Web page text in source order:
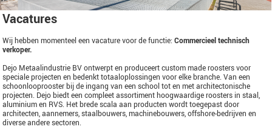
Vacatures
Wij hebben momenteel een vacature voor de functie:Commercieel technisch
verkoper.
Dejo Metaalindustrie BV ontwerpt en produceert custom made roosters voor
speciale projecten en bedenkt totaaloplossingen voor elke branche. Van een
schoonlooprooster bij de ingang van een school tot en met architectonische
projecten. Dejo biedt een compleet assortiment hoogwaardige roosters in staal,
aluminium en RVS. Het brede scala aan producten wordt toegepast door
architecten, aannemers, staalbouwers, machinebouwers, offshore-bedrijven en
diverse andere sectoren.